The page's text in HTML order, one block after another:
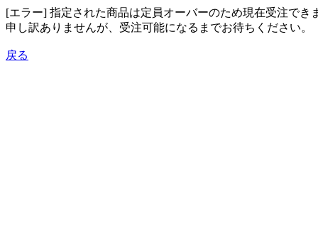
[エラー] 指定された商品は定員オーバーのため現在受注でき
申し訳ありませんが、受注可能になるまでお待ちください。
戻る